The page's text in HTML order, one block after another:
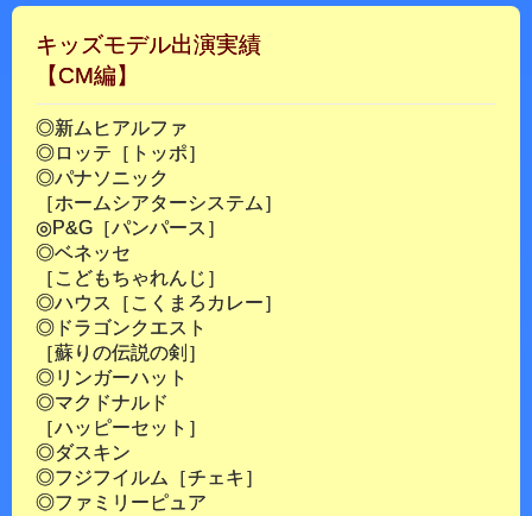
キッズモデル出演実績
【CM編】
◎新ムヒアルファ
◎ロッテ［トッポ］
◎パナソニック
［ホームシアターシステム］
◎P&G［パンパース］
◎ベネッセ
［こどもちゃれんじ］
◎ハウス［こくまろカレー］
◎ドラゴンクエスト
［蘇りの伝説の剣］
◎リンガーハット
◎マクドナルド
［ハッピーセット］
◎ダスキン
◎フジフイルム［チェキ］
◎ファミリーピュア